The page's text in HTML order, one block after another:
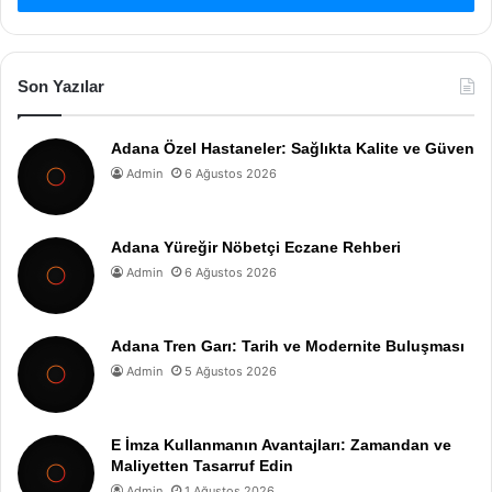
Son Yazılar
Adana Özel Hastaneler: Sağlıkta Kalite ve Güven
Admin 6 Ağustos 2026
Adana Yüreğir Nöbetçi Eczane Rehberi
Admin 6 Ağustos 2026
Adana Tren Garı: Tarih ve Modernite Buluşması
Admin 5 Ağustos 2026
E İmza Kullanmanın Avantajları: Zamandan ve
Maliyetten Tasarruf Edin